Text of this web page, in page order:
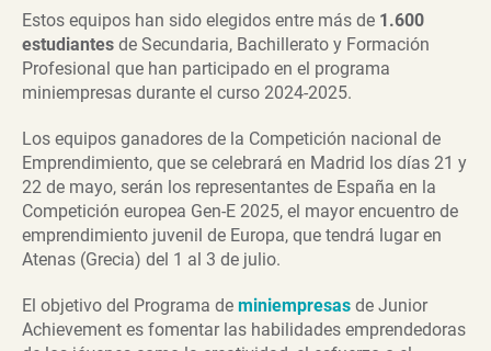
Estos equipos han sido elegidos entre más de 1.600
estudiantes de Secundaria, Bachillerato y Formación
Profesional que han participado en el programa
miniempresas durante el curso 2024-2025.
Los equipos ganadores de la Competición nacional de
Emprendimiento, que se celebrará en Madrid los días 21 y
22 de mayo, serán los representantes de España en la
Competición europea Gen-E 2025, el mayor encuentro de
emprendimiento juvenil de Europa, que tendrá lugar en
Atenas (Grecia) del 1 al 3 de julio.
El objetivo del Programa de miniempresas de Junior
Achievement es fomentar las habilidades emprendedoras